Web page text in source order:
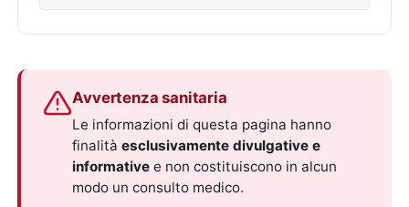
Avvertenza sanitaria
Le informazioni di questa pagina hanno
finalitàesclusivamente divulgative e
informative e non costituiscono in alcun
modo un consulto medico.